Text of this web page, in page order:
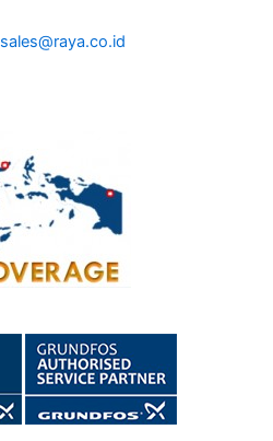
sales@raya.co.id